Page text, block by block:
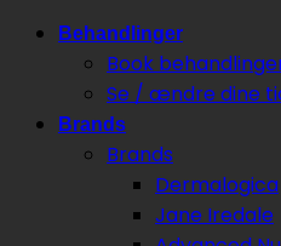
Behandlinger
Book
Se / ændre dine
Brands
Brands
Dermalogica
Jane Iredale